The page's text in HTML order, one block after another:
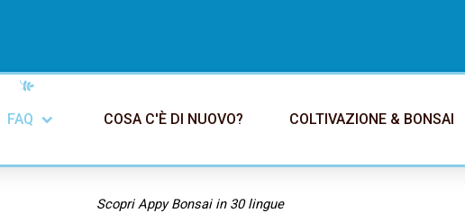
FAQ COSA C'È DI NUOVO? COLTIVAZIONE & BONSAI
Scopri Appy Bonsai in 30 lingue